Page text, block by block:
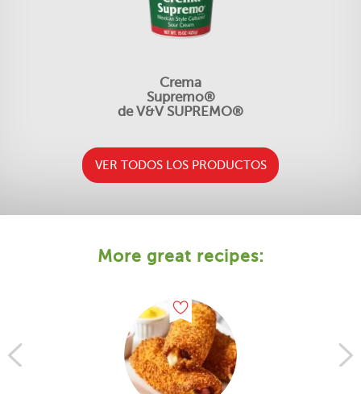
Crema
Supremo®
de V&V SUPREMO®
VER TODOS LOS PRODUCTOS
More great recipes: